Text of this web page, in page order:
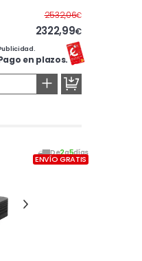
2532,06€Antes
2322,99€
en plazos.
+
De2a5días
ENVÍO GRATIS